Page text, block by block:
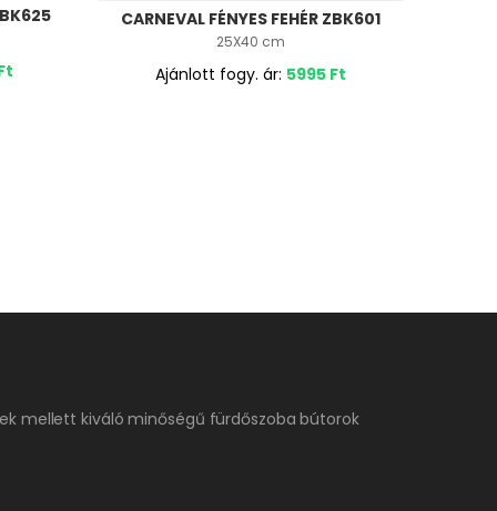
CARNEVAL FÉNYES FEHÉR ZBK601
25X40 cm
Ajánlott fogy. ár: 5995 Ft
mellett kiváló minőségű fürdőszoba bútorok